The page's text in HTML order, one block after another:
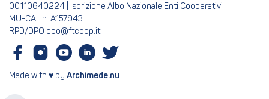
00110640224 | Iscrizione Albo Nazionale Enti Cooperativi
MU-CAL n. A157943
RPD/DPO dpo@ftcoop.it
Made with ♥ by Archimede.nu